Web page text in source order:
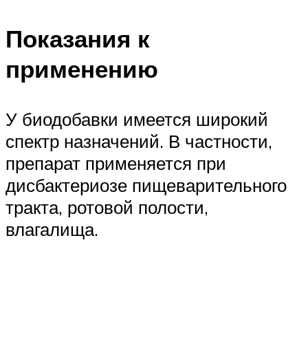
Показания к
применению
У биодобавки имеется широкий
спектр назначений. В частности,
препарат применяется при
дисбактериозе пищеварительного
тракта, ротовой полости,
влагалища.